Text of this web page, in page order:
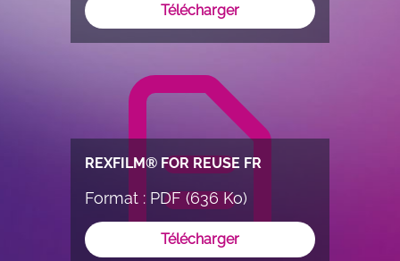
Télécharger
REXFILM® FOR REUSE FR
Format : PDF (636 Ko)
Télécharger